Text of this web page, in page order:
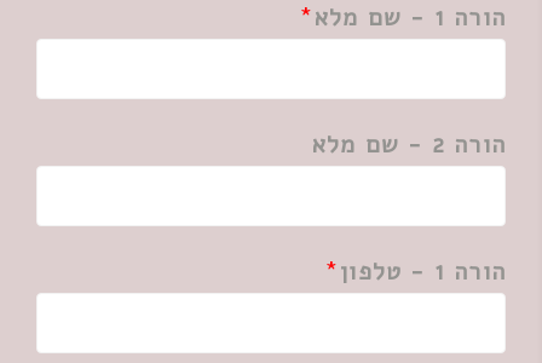
הורה 1 - שם מלא
הורה 2 - שם מלא
הורה 1 - טלפון